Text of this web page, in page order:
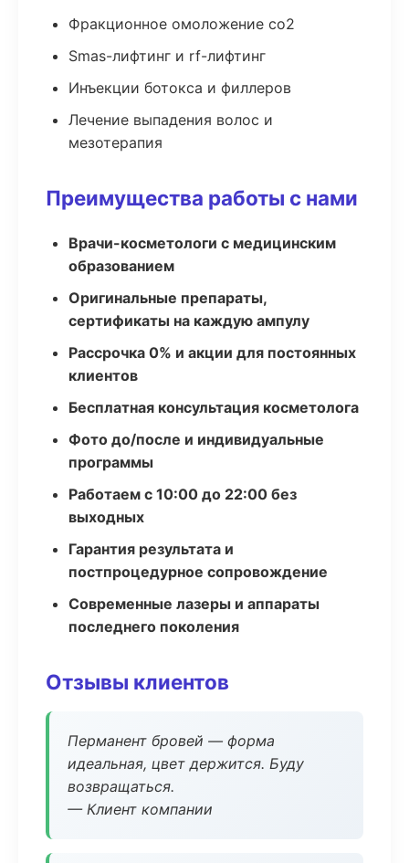
Фракционное омоложение co2
Smas-лифтинг и rf-лифтинг
Инъекции ботокса и филлеров
Лечение выпадения волос и
мезотерапия
Преимущества работы с нами
Врачи-косметологи с медицинским
образованием
Оригинальные препараты,
сертификаты на каждую ампулу
Рассрочка 0% и акции для постоянных
клиентов
Бесплатная консультация косметолога
Фото до/после и индивидуальные
программы
Работаем с 10:00 до 22:00 без
выходных
Гарантия результата и
постпроцедурное сопровождение
Современные лазеры и аппараты
последнего поколения
Отзывы клиентов
Перманент бровей — форма
идеальная, цвет держится. Буду
возвращаться.
— Клиент компании